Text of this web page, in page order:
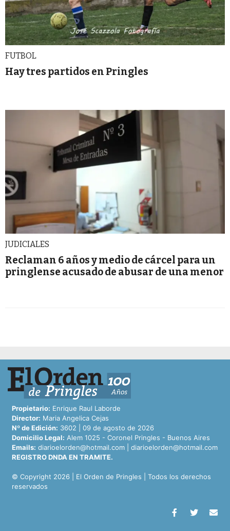
FUTBOL
Hay tres partidos en Pringles
JUDICIALES
Reclaman 6 años y medio de cárcel para un
pringlense acusado de abusar de una menor
Propietario: Enrique Raul Laborde
Director: Maria Angelica Cejas
Nº de Edición: 3602 | 09 de agosto de 2026
Domicilio Legal: Alem 1025 - Coronel Pringles - Buenos Aires
Emails: diarioelorden@hotmail.com
diarioelorden@hotmail.com
REGISTRO DNDA EN TRAMITE.
© Copyright 2026 | El Orden de Pringles | Todos los derechos
reservados